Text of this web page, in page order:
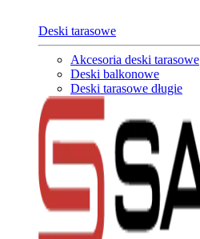
Deski tarasowe
Akcesoria deski tarasowe
Deski balkonowe
Deski tarasowe długie